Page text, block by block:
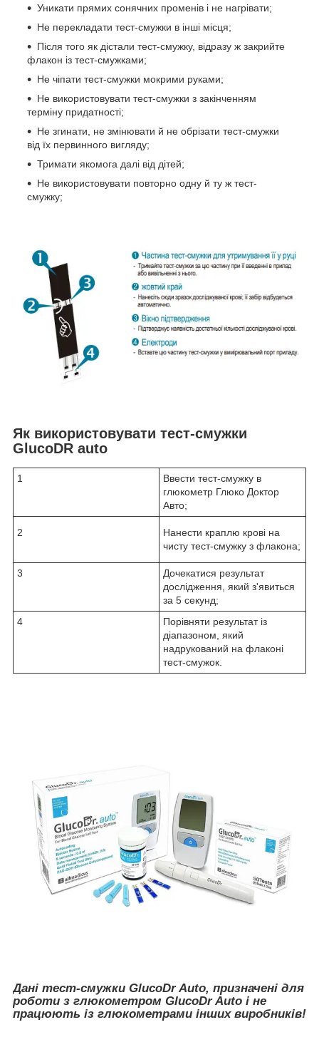
Уникати прямих сонячних променів і не нагрівати;
Не перекладати тест-смужки в інші місця;
Після того як дістали тест-смужку, відразу ж закрийте
флакон із тест-смужками;
Не чіпати тест-смужки мокрими руками;
Не використовувати тест-смужки з закінченням
терміну придатності;
Не згинати, не змінювати й не обрізати тест-смужки
від їх первинного вигляду;
Тримати якомога далі від дітей;
Не використовувати повторно одну й ту ж тест-
смужку;
Як використовувати тест-смужки
GlucoDR auto
1
Ввести тест-смужку в
глюкометр Глюко Доктор
Авто;
2
Нанести краплю крові на
чисту тест-смужку з флакона;
3
Дочекатися результат
дослідження, який з'явиться
за 5 секунд;
4
Порівняти результат із
діапазоном, який
надрукований на флаконі
тест-смужок.
Дані тест-смужки GlucoDr Auto, призначені для
роботи з глюкометром GlucoDr Auto і не
працюють із глюкометрами інших виробників!